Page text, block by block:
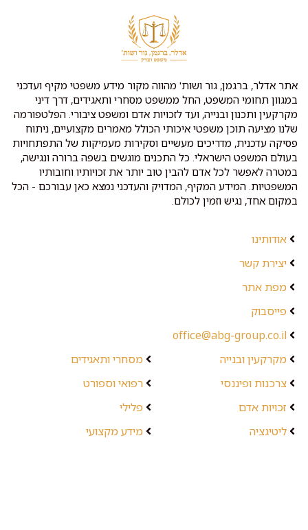
אתר אדלר, ברגמן, גור ושות' מהווה מקור מידע משפטי מקיף ועדכני
במגוון תחומי המשפט, החל ממשפט מסחרי ותאגידים, דרך דיני
מקרקעין ותכנון ובנייה, ועד לזכויות אדם ומשפט ציבורי. הפלטפורמה
שלנו מציעה תוכן משפטי איכותי הכולל מאמרים מקצועיים, ניתוח
פסיקה עדכנית, מדריכים מעשיים וסקירות מעמיקות של התפתחויות
בעולם המשפט הישראלי. כל התכנים מוגשים בשפה ברורה ונגישה,
במטרה לאפשר לכל אדם להבין טוב יותר את זכויותיו וחובותיו
המשפטיות. המידע המקיף, המדויק והעדכני נמצא כאן עבורכם - הכל
במקום אחד, נגיש וזמין לכולם.
אודותינו
יצירת קשר
מפת אתר
פייסבוק
office@abg-group.co.il
מקרקעין ובנייה
צרכנות ופיננסי
זכויות אדם
ליטיגציה
מסחרי ותאגידים
רפואי וספורט
פלילי
מידע מקצועי